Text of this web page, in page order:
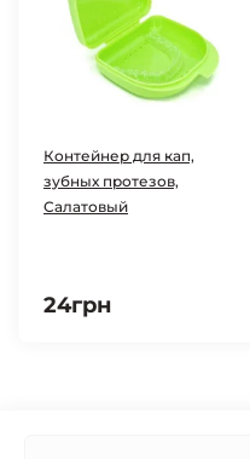
Контейнер для кап,
зубных протезов,
Салатовый
24грн